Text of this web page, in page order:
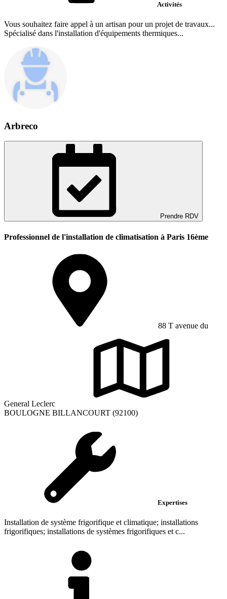
Activités
Vous souhaitez faire appel à un artisan pour un projet de travaux...
Spécialisé dans l'installation d'équipements thermiques...
Arbreco
Prendre RDV
Professionnel de l'installation de climatisation à Paris 16ème
88 T avenue du
General Leclerc
BOULOGNE BILLANCOURT (92100)
Expertises
Installation de système frigorifique et climatique; installations
frigorifiques; installations de systèmes frigorifiques et c...